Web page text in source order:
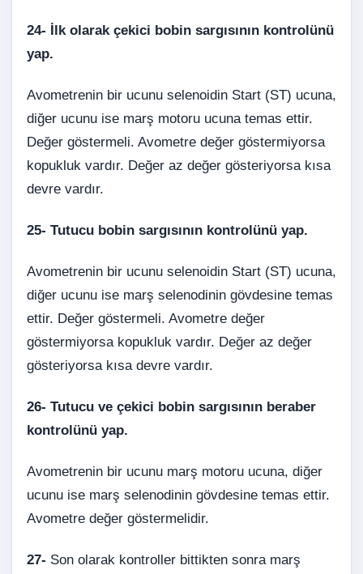
24- İlk olarak çekici bobin sargısının kontrolünü
yap.
Avometrenin bir ucunu selenoidin Start (ST) ucuna,
diğer ucunu ise marş motoru ucuna temas ettir.
Değer göstermeli. Avometre değer göstermiyorsa
kopukluk vardır. Değer az değer gösteriyorsa kısa
devre vardır.
25- Tutucu bobin sargısının kontrolünü yap.
Avometrenin bir ucunu selenoidin Start (ST) ucuna,
diğer ucunu ise marş selenodinin gövdesine temas
ettir. Değer göstermeli. Avometre değer
göstermiyorsa kopukluk vardır. Değer az değer
gösteriyorsa kısa devre vardır.
26- Tutucu ve çekici bobin sargısının beraber
kontrolünü yap.
Avometrenin bir ucunu marş motoru ucuna, diğer
ucunu ise marş selenodinin gövdesine temas ettir.
Avometre değer göstermelidir.
27- Son olarak kontroller bittikten sonra marş